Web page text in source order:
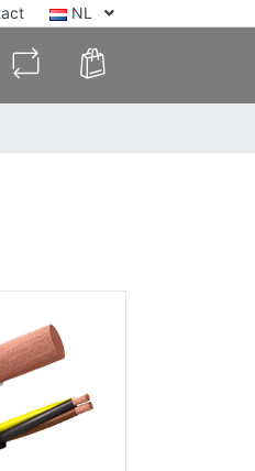
NL